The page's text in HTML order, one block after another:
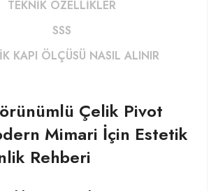
TEKNIK ÖZELLIKLER
SSS
KAPI ÖLÇÜSÜ NASIL ALINIR
Çelik Pivot
Mimari İçin Estetik
Rehberi